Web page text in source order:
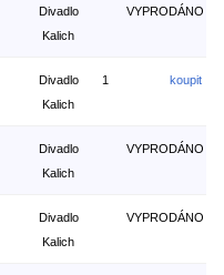
Divadlo
Kalich
VYPRODÁNO
Divadlo
Kalich
1 koupit
Divadlo
Kalich
VYPRODÁNO
Divadlo
Kalich
VYPRODÁNO